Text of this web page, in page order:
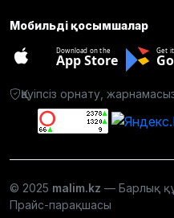
Мобильді қосымшалар
Download on the
App Store
Get
Қауіпсіз орнату,
© 2025 malim.kz — Барлық
Прайс-парақшасы